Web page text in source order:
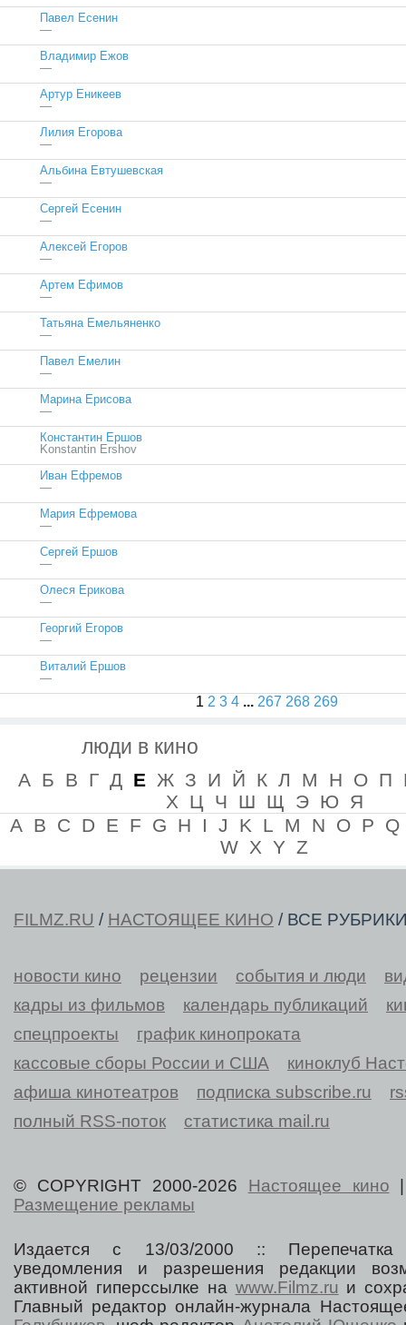
Павел Есенин
—
Владимир Ежов
—
Артур Еникеев
—
Лилия Егорова
—
Альбина Евтушевская
—
Сергей Есенин
—
Алексей Егоров
—
Артем Ефимов
—
Татьяна Емельяненко
—
Павел Емелин
—
Марина Ерисова
—
Константин Ершов
Konstantin Ershov
Иван Ефремов
—
Мария Ефремова
—
Сергей Ершов
—
Олеся Ерикова
—
Георгий Егоров
—
Виталий Ершов
—
1 2 3 4 ... 267 268 269
люди в кино
А Б В Г Д Е Ж З И Й К Л М Н О П
Х
Ц Ч Ш Щ Э Ю Я
A B C D E F G H I J K L M N O P
Q
W X Y Z
FILMZ.RU / НАСТОЯЩЕЕ КИНО / ВСЕ
новости кино рецензии события и люди
кадры из фильмов
календарь публикаций
спецпроекты
график кинопроката
кассовые сборы России и США
киноклуб
афиша кинотеатров
подписка subscribe.ru
полный RSS-поток
статистика mail.ru
© COPYRIGHT 2000-2026 Настоящее кино
Размещение рекламы
Издается с 13/03/2000 :: Перепечатка
уведомления и разрешения редакции
активной гиперссылке на www.Filmz.ru и
Главный редактор онлайн-журнала